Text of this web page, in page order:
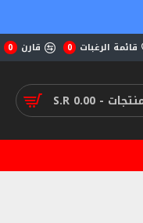
قائمة الرغبات 0 قارن 0